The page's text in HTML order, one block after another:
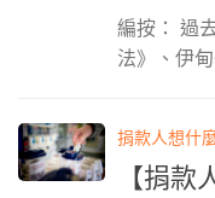
編按： 過
法》、伊
捐款人想什
【捐